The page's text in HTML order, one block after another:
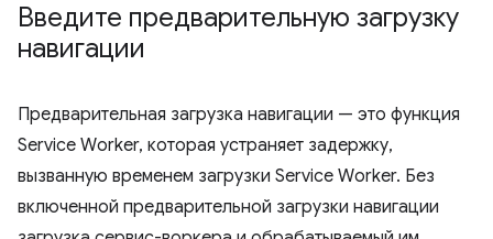
Введите предварительную загрузку
навигации
Предварительная загрузка навигации — это функция
Service Worker, которая устраняет задержку,
вызванную временем загрузки Service Worker. Без
включенной предварительной загрузки навигации